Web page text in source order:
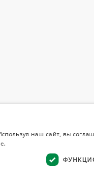
наш сайт, вы